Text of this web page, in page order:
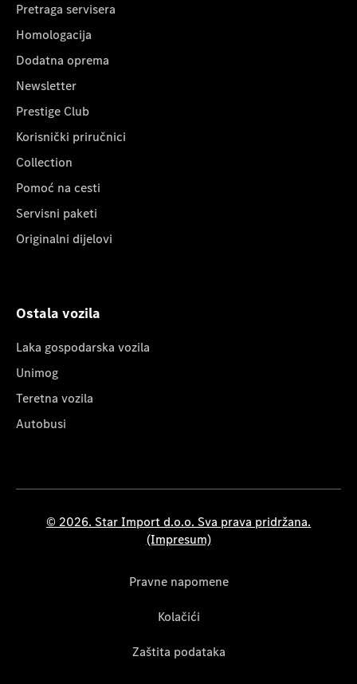
Pretraga servisera
Homologacija
Dodatna oprema
Newsletter
Prestige Club
Korisnički priručnici
Collection
Pomoć na cesti
Servisni paketi
Originalni dijelovi
Ostala vozila
Laka gospodarska vozila
Unimog
Teretna vozila
Autobusi
© 2026. Star Import d.o.o. Sva prava pridržana.
(Impresum)
Pravne napomene
Kolačići
Zaštita podataka